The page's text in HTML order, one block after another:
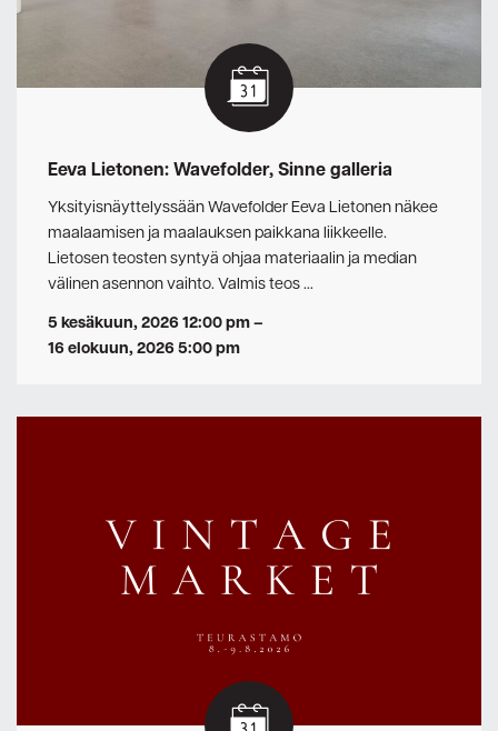
Eeva Lietonen: Wavefolder, Sinne galleria
Yksityisnäyttelyssään Wavefolder Eeva Lietonen näkee
maalaamisen ja maalauksen paikkana liikkeelle.
Lietosen teosten syntyä ohjaa materiaalin ja median
välinen asennon vaihto. Valmis teos …
5 kesäkuun, 2026 12:00 pm–
16 elokuun, 2026 5:00 pm